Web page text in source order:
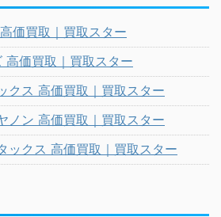
価買取｜買取スター
価買取｜買取スター
クス 高価買取｜買取スター
ノン 高価買取｜買取スター
ックス 高価買取｜買取スター